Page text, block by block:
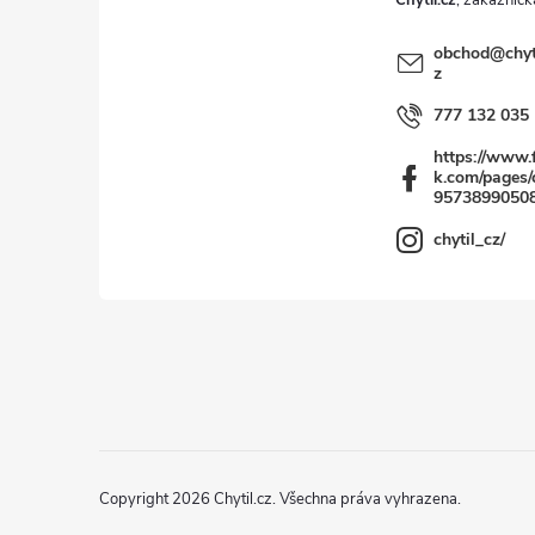
obchod@
z
777 132 035
https://
k.com/
chytil_cz/
Copyright 2026 Chytil.cz. Všechna práva vyhrazena.